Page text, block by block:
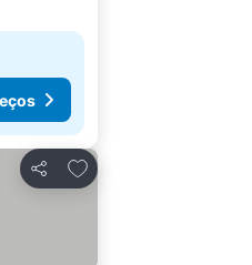
Partilhar
Adicionar aos favoritos